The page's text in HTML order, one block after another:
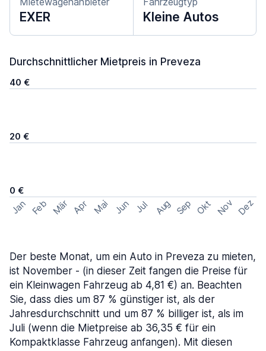
EXER Kleine Autos
Durchschnittlicher Mietpreis in Preveza
40 €
20 €
0 €
Jan Feb Mär Apr Mai Jun Jul Aug Sep Okt Nov Dez
Der beste Monat, um ein Auto in Preveza zu mieten,
ist November - (in dieser Zeit fangen die Preise für
ein Kleinwagen Fahrzeug ab 4,81 €) an. Beachten
Sie, dass dies um 87 % günstiger ist, als der
Jahresdurchschnitt und um 87 % billiger ist, als im
Juli (wenn die Mietpreise ab 36,35 € für ein
Kompaktklasse Fahrzeug anfangen). Mit diesen